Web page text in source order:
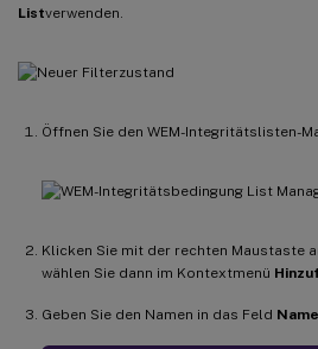
Listverwenden.
Öffnen Sie den WEM-Integritätslisten-
Klicken Sie mit der rechten Maustaste
wählen Sie dann im Kontextmenü
Geben Sie den Namen in das Feld Name